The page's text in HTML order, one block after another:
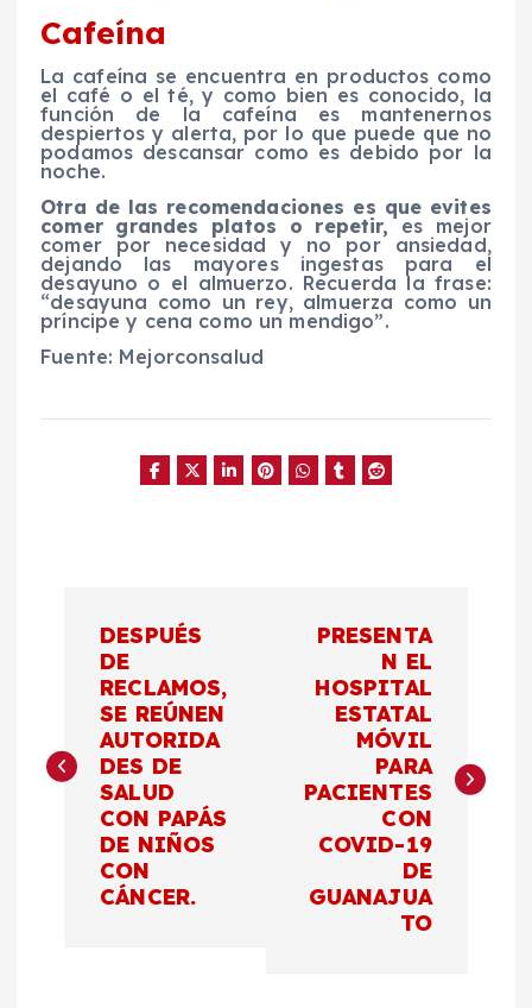
Cafeína
La cafeína se encuentra en productos como
el café o el té, y como bien es conocido, la
función de la cafeína es mantenernos
despiertos y alerta, por lo que puede que no
podamos descansar como es debido por la
noche.
Otra de las recomendaciones es que evites
comer grandes platos o repetir, es mejor
comer por necesidad y no por ansiedad,
dejando las mayores ingestas para el
desayuno o el almuerzo. Recuerda la frase:
“desayuna como un rey, almuerza como un
príncipe y cena como un mendigo”.
Fuente: Mejorconsalud
e
DESPUÉS
DE
RECLAMOS,
SE REÚNEN
AUTORIDA
DES DE
SALUD
CON PAPÁS
DE NIÑOS
CON
CÁNCER.
PRESENTA
N EL
HOSPITAL
ESTATAL
MÓVIL
PARA
PACIENTES
CON
COVID-19
DE
GUANAJUA
TO